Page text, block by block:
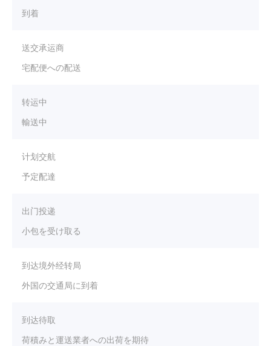
到着
送交承运商
宅配便への配送
转运中
輸送中
计划交航
予定配達
出门投递
小包を受け取る
到达境外经转局
外国の交通局に到着
到达待取
荷積みと運送業者への出荷を期待